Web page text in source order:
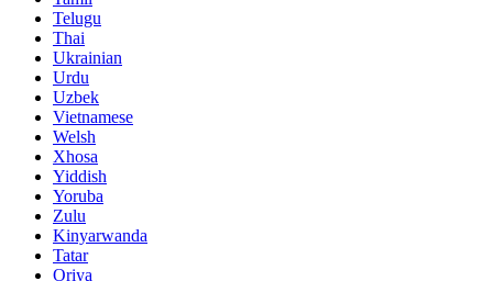
Telugu
Thai
Ukrainian
Urdu
Uzbek
Vietnamese
Welsh
Xhosa
Yiddish
Yoruba
Zulu
Kinyarwanda
Tatar
Oriya